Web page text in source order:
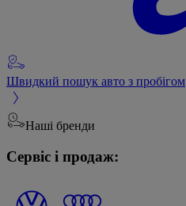
Швидкий пошук авто з пробігом
Наші бренди
Сервіс і продаж: